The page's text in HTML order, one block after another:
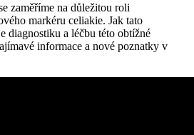
zaměříme na důležitou roli
markéru celiakie. Jak tato
diagnostiku a léčbu této obtížné
informace a nové poznatky v